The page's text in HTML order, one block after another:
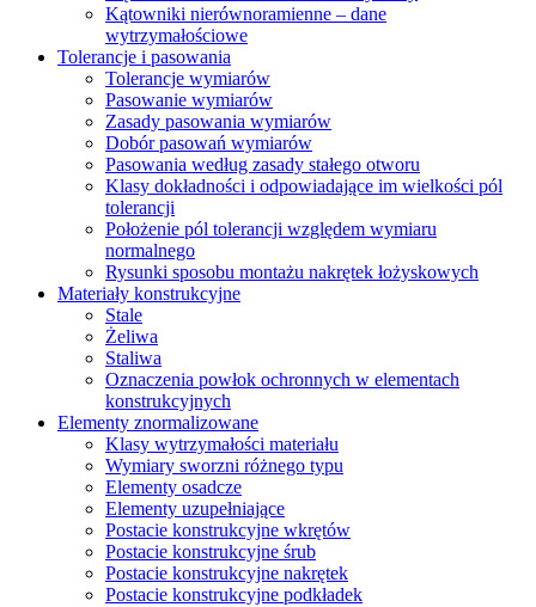
Kątowniki nierównoramienne – dane
wytrzymałościowe
Tolerancje i pasowania
Tolerancje wymiarów
Pasowanie wymiarów
Zasady pasowania wymiarów
Dobór pasowań wymiarów
Pasowania według zasady stałego otworu
Klasy dokładności i odpowiadające im wielkości pól
tolerancji
Położenie pól tolerancji względem wymiaru
normalnego
Rysunki sposobu montażu nakrętek łożyskowych
Materiały konstrukcyjne
Stale
Żeliwa
Staliwa
Oznaczenia powłok ochronnych w elementach
konstrukcyjnych
Elementy znormalizowane
Klasy wytrzymałości materiału
Wymiary sworzni różnego typu
Elementy osadcze
Elementy uzupełniające
Postacie konstrukcyjne wkrętów
Postacie konstrukcyjne śrub
Postacie konstrukcyjne nakrętek
Postacie konstrukcyjne podkładek